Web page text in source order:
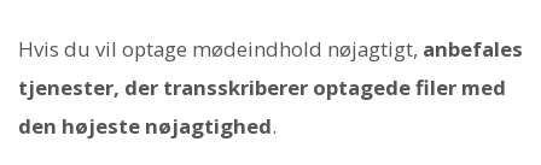
Hvis du vil optage mødeindhold nøjagtigt, anbefales
tjenester, der transskriberer optagede filer med
den højeste nøjagtighed.